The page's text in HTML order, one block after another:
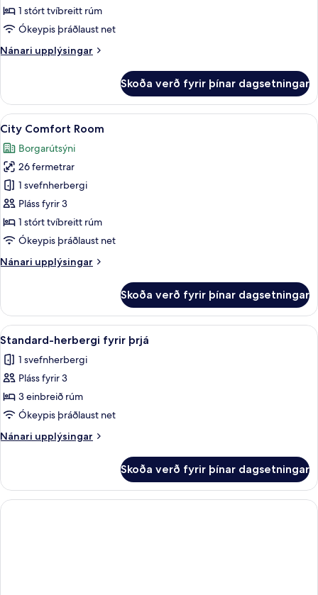
1 stórt tvíbreitt rúm
Ókeypis þráðlaust net
Nánari upplýsingar
Nánari
Suite
Skoða verð fyrir þínar dagsetningar
Skoða
allar
myndir
fyrir
City
Comfort
Room
City Comfort Room | Öryggishólf í
5
City Comfort Room
Borgarútsýni
26 fermetrar
1 svefnherbergi
Pláss fyrir 3
1 stórt tvíbreitt rúm
Ókeypis þráðlaust net
Nánari upplýsingar
Nánari
Comfort
Room
Skoða verð fyrir þínar dagsetningar
Skoða
allar
myndir
fyrir
Standard-
herbergi
fyrir
þrjá
Standard-herbergi fyrir þrjá |
4
Standard-herbergi fyrir þrjá
1 svefnherbergi
Pláss fyrir 3
3 einbreið rúm
Ókeypis þráðlaust net
Nánari upplýsingar
Nánari
herbergi
fyrir
þrjá
Skoða verð fyrir þínar dagsetningar